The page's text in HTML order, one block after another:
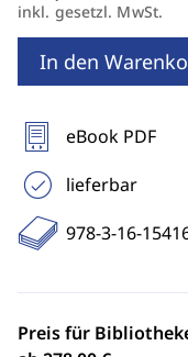
inkl. gesetzl. MwSt.
In den
eBook PDF
lieferbar
978-3-16-
Preis für